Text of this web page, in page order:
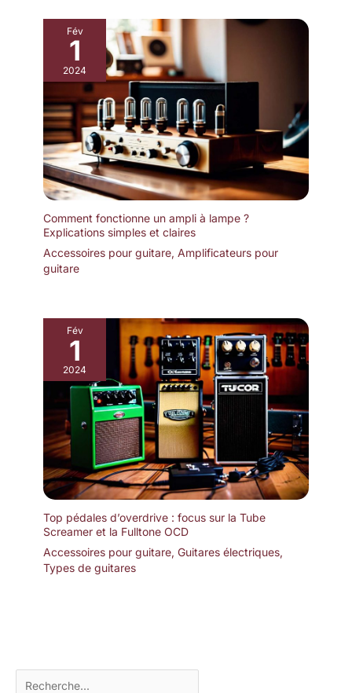
Fév
1
2024
Comment fonctionne un ampli à lampe ?
Explications simples et claires
Accessoires pour guitare, Amplificateurs pour
guitare
Fév
1
2024
Top pédales d’overdrive : focus sur la Tube
Screamer et la Fulltone OCD
Accessoires pour guitare, Guitares électriques,
Types de guitares